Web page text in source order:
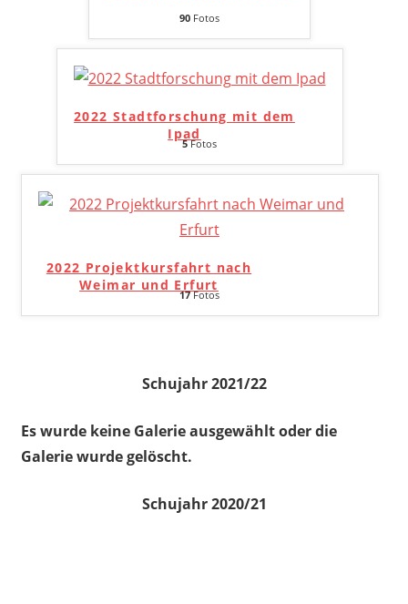
90 Fotos
2022 Stadtforschung mit dem
Ipad
5Fotos
2022 Projektkursfahrt nach
Weimar und Erfurt
17Fotos
Schujahr 2021/22
Es wurde keine Galerie ausgewählt oder die
Galerie wurde gelöscht.
Schujahr 2020/21